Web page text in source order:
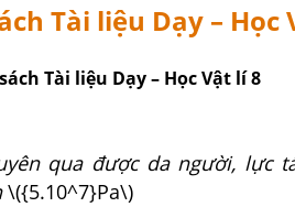
Tài liệu Dạy – Học
Tài liệu Dạy – Học Vật lí 8
qua được da người, lực
\({5.10^7}Pa\)